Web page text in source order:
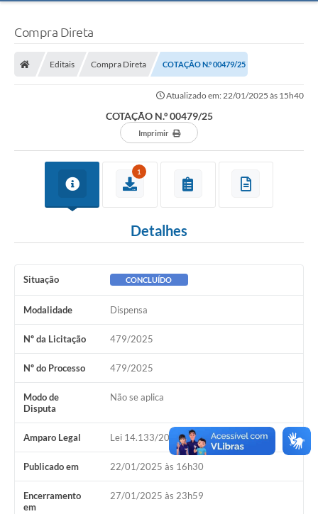
Galeria de Fotos
Arquivos para Download
Carta de Serviços
Notícias
Projetos
Links
Compra Direta
Editais Compra Direta COTAÇÃO N.º 00479/25
Atualizado em: 22/01/2025 às 15h40
COTAÇÃO N.º 00479/25
Imprimir
1
Detalhes
Situação CONCLUÍDO
Modalidade Dispensa
Nº da Licitação 479/2025
Nº do Processo 479/2025
Modo de
Disputa
Não se aplica
Amparo Legal Lei 14.133/2021, Art 75, II
Publicado em 22/01/2025 às 16h30
Encerramento
em
27/01/2025 às 23h59